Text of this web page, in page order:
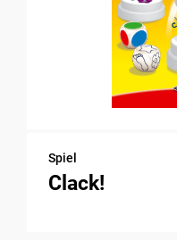
Spiel
Clack!